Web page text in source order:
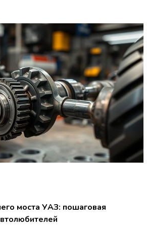
моста УАЗ: пошаговая